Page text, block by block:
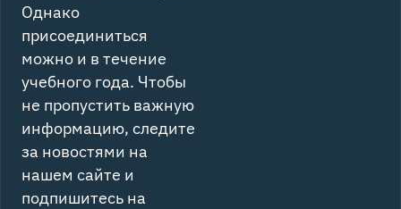
Однако
присоединиться
можно и в течение
учебного года. Чтобы
не пропустить важную
информацию, следите
за новостями на
нашем сайте и
подпишитесь на